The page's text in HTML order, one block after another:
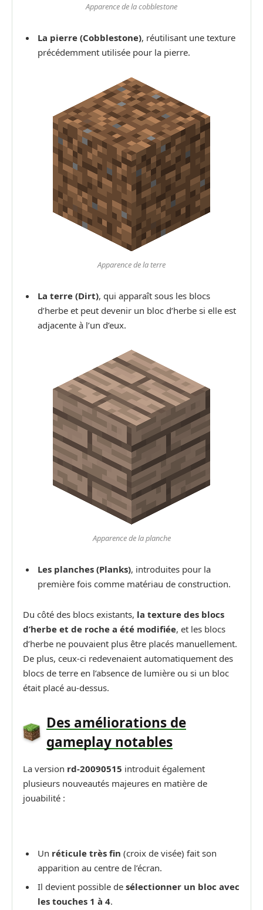
Apparence de la cobblestone
La pierre (Cobblestone), réutilisant une texture
précédemment utilisée pour la pierre.
Apparence de la terre
La terre (Dirt), qui apparaît sous les blocs
d’herbe et peut devenir un bloc d’herbe si elle est
adjacente à l’un d’eux.
Apparence de la planche
Les planches (Planks), introduites pour la
première fois comme matériau de construction.
Du côté des blocs existants, la texture des blocs
d’herbe et de roche a été modifiée, et les blocs
d’herbe ne pouvaient plus être placés manuellement.
De plus, ceux-ci redevenaient automatiquement des
blocs de terre en l’absence de lumière ou si un bloc
était placé au-dessus.
Des améliorations de
gameplay notables
La version rd-20090515 introduit également
plusieurs nouveautés majeures en matière de
jouabilité :
Un réticule très fin (croix de visée) fait son
apparition au centre de l’écran.
Il devient possible de sélectionner un bloc avec
les touches 1 à 4.